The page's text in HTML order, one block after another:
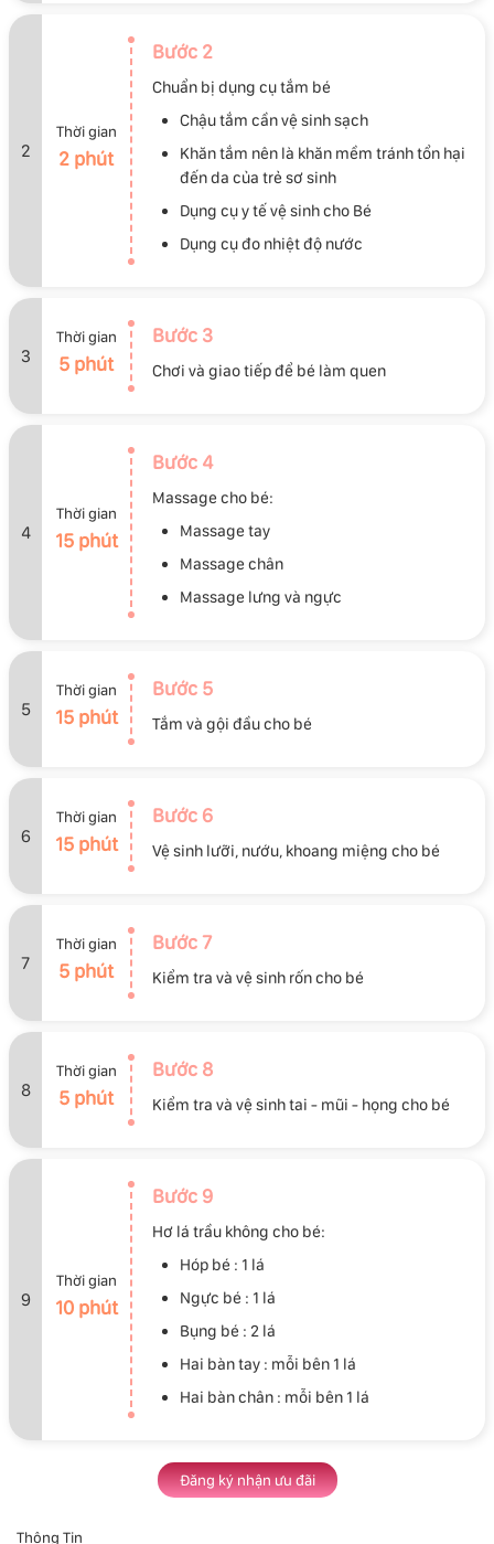
2
Thời gian
2 phút
Bước 2
Chuẩn bị dụng cụ tắm bé
Chậu tắm cần vệ sinh sạch
Khăn tắm nên là khăn mềm tránh tổn hại
đến da của trẻ sơ sinh
Dụng cụ y tế vệ sinh cho Bé
Dụng cụ đo nhiệt độ nước
3
Thời gian
5 phút
Bước 3
Chơi và giao tiếp để bé làm quen
4
Thời gian
15 phút
Bước 4
Massage cho bé:
Massage tay
Massage chân
Massage lưng và ngực
5
Thời gian
15 phút
Bước 5
Tắm và gội đầu cho bé
6
Thời gian
15 phút
Bước 6
Vệ sinh lưỡi, nướu, khoang miệng cho bé
7
Thời gian
5 phút
Bước 7
Kiểm tra và vệ sinh rốn cho bé
8
Thời gian
5 phút
Bước 8
Kiểm tra và vệ sinh tai - mũi - họng cho bé
9
Thời gian
10 phút
Bước 9
Hơ lá trầu không cho bé:
Hóp bé : 1 lá
Ngực bé : 1 lá
Bụng bé : 2 lá
Hai bàn tay : mỗi bên 1 lá
Hai bàn chân : mỗi bên 1 lá
Đăng ký nhận ưu đãi
Thông Tin